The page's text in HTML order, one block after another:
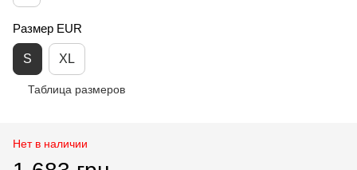
Размер EUR
S XL
Таблица размеров
Нет в наличии